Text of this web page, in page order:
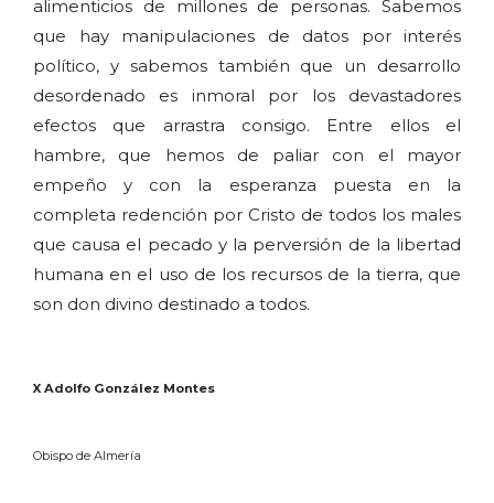
alimenticios de millones de personas. Sabemos
que hay manipulaciones de datos por interés
político, y sabemos también que un desarrollo
desordenado es inmoral por los devastadores
efectos que arrastra consigo. Entre ellos el
hambre, que hemos de paliar con el mayor
empeño y con la esperanza puesta en la
completa redención por Cristo de todos los males
que causa el pecado y la perversión de la libertad
humana en el uso de los recursos de la tierra, que
son don divino destinado a todos.
X Adolfo González Montes
Obispo de Almería